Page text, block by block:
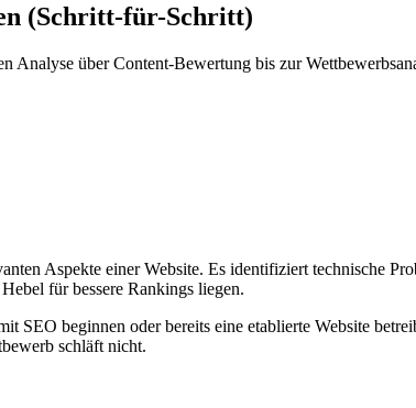
(Schritt-für-Schritt)
Analyse über Content-Bewertung bis zur
Aspekte einer Website. Es identifiziert technische
für bessere Rankings liegen.
SEO beginnen oder bereits eine etablierte Website
schläft nicht.